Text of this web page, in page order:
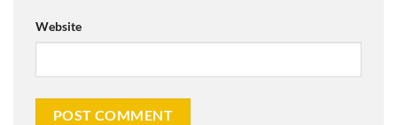
Website